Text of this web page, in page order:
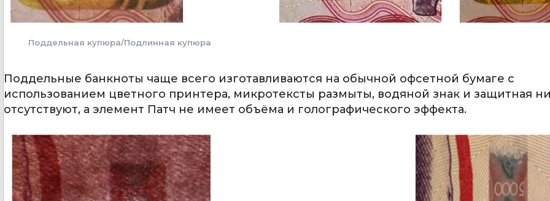
Поддельная купюра/Подлинная купюра
Поддельные банкноты чаще всего изготавливаются на обычной офсетной бумаге с
использованием цветного принтера, микротексты размыты, водяной знак и защитная
отсутствуют, а элемент Патч не имеет объёма и голографического эффекта.